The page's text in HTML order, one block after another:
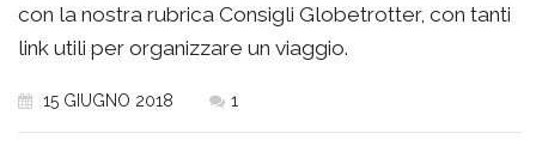
con la nostra rubrica Consigli Globetrotter, con tanti
link utili per organizzare un viaggio.
15 GIUGNO 2018 1